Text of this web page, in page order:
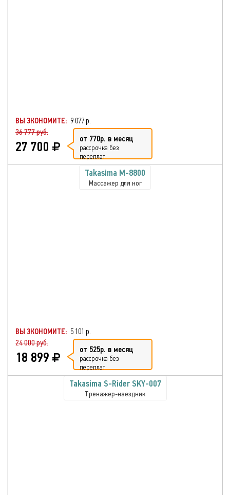
ВЫ ЭКОНОМИТЕ: 9 077 р.
36 777 руб.
27 700 от 770р. в месяц
рассрочка без
переплат
Takasima М-8800
Массажер для ног
ВЫ ЭКОНОМИТЕ: 5 101 р.
24 000 руб.
18 899 от 525р. в месяц
рассрочка без
переплат
Takasima S-Rider SKY-007
Тренажер-наездник